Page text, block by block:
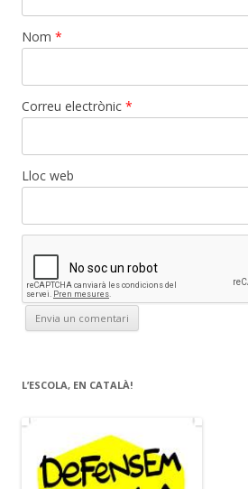
Nom *
Correu electrònic *
Lloc web
L’ESCOLA, EN CATALÀ!